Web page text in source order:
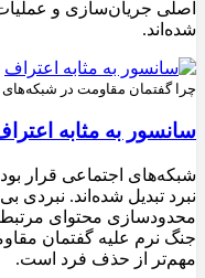
اصلی جریان‌سازی و
شده‌اند.
چرا گفتمان مقاومت در
سانسور به مثابه
شبکه‌های اجتماعی قرار
نبرد تبدیل شده‌اند. نبردی
محدودسازی محتوای مرتبط
جنگ نرم علیه گفتمان
مهم‌تر از حذف فرد است.